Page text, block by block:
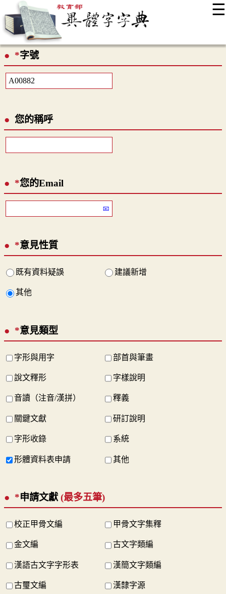
☰
最新消息
*字號
您的稱呼
*您的Email
*意見性質
既有資料疑誤 建議新增
其他
*意見類型
字形與用字 部首與筆畫
說文釋形 字樣說明
音讀（注音/漢拼） 釋義
關鍵文獻 研訂說明
字形收錄 系統
形體資料表申請 其他
*申請文獻(最多五筆)
校正甲骨文編 甲骨文字集釋
金文編 古文字類編
漢語古文字字形表 漢簡文字類編
古璽文編 漢隸字源